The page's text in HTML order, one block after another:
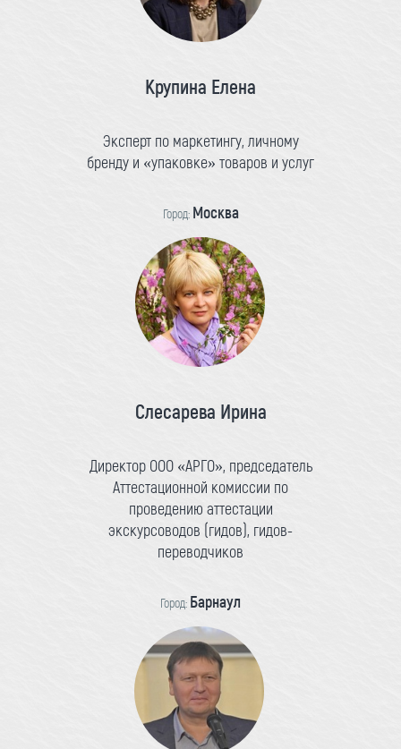
Крупина Елена
Эксперт по маркетингу, личному
бренду и «упаковке» товаров и услуг
Город: Москва
Слесарева Ирина
Директор ООО «АРГО», председатель
Аттестационной комиссии по
проведению аттестации
экскурсоводов (гидов), гидов-
переводчиков
Город: Барнаул